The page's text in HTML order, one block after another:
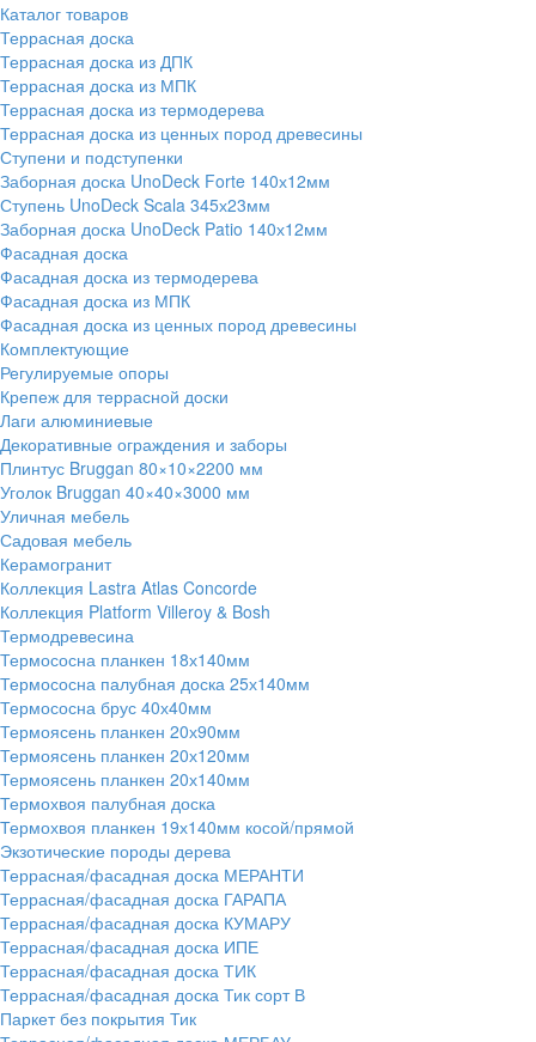
Каталог товаров
Террасная доска
Террасная доска из ДПК
Террасная доска из МПК
Террасная доска из термодерева
Террасная доска из ценных пород древесины
Ступени и подступенки
Заборная доска UnoDeck Forte 140х12мм
Ступень UnoDeck Scala 345х23мм
Заборная доска UnoDeck Patio 140х12мм
Фасадная доска
Фасадная доска из термодерева
Фасадная доска из МПК
Фасадная доска из ценных пород древесины
Комплектующие
Регулируемые опоры
Крепеж для террасной доски
Лаги алюминиевые
Декоративные ограждения и заборы
Плинтус Bruggan 80×10×2200 мм
Уголок Bruggan 40×40×3000 мм
Уличная мебель
Садовая мебель
Керамогранит
Коллекция Lastra Atlas Concorde
Коллекция Platform Villeroy & Bosh
Термодревесина
Термососна планкен 18х140мм
Термососна палубная доска 25х140мм
Термососна брус 40х40мм
Термоясень планкен 20х90мм
Термоясень планкен 20х120мм
Термоясень планкен 20х140мм
Термохвоя палубная доска
Термохвоя планкен 19х140мм косой/прямой
Экзотические породы дерева
Террасная/фасадная доска МЕРАНТИ
Террасная/фасадная доска ГАРАПА
Террасная/фасадная доска КУМАРУ
Террасная/фасадная доска ИПЕ
Террасная/фасадная доска ТИК
Террасная/фасадная доска Тик сорт В
Паркет без покрытия Тик